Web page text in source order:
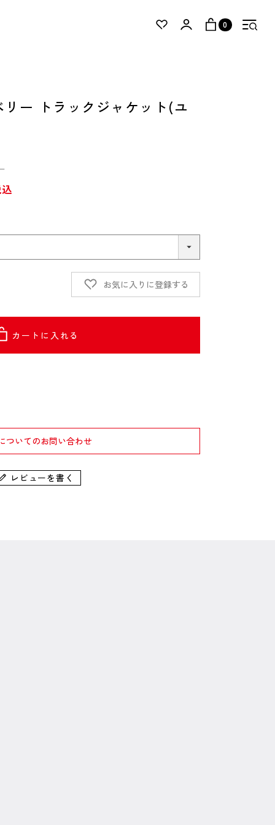
0
リー トラックジャケット(ユ
お気に入りに登録する
カートに入れる
ついてのお問い合わせ
レビューを書く